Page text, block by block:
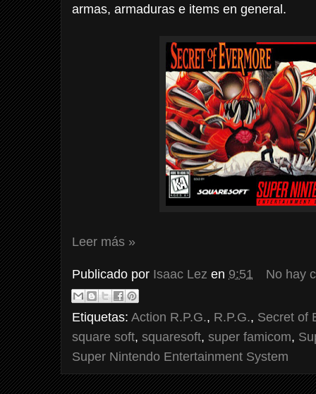
armas, armaduras e items en general.
Leer más »
Publicado por Isaac Lez en 9:51 No hay
Etiquetas: Action R.P.G., R.P.G., Secret of
square soft, squaresoft, super famicom,
Super Nintendo Entertainment System